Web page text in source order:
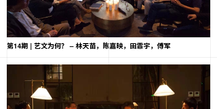
第14期 | 艺文为何？ – 林天苗，陈嘉映，田霏宇，傅军